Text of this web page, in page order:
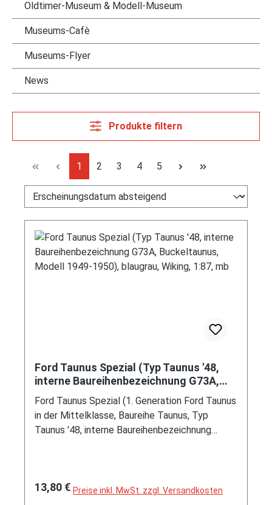
Oldtimer-Museum & Modell-Museum
Museums-Cafè
Museums-Flyer
News
Produkte filtern
Seite
1 Seite
2 Seite
3 Seite
4 Seite
5
Ford Taunus Spezial (Typ Taunus '48,
interne Baureihenbezeichnung G73A,
Buckeltaunus, Modell 1949-1950),
blaugrau, Wiking, 1:87, mb
Ford Taunus Spezial (1. Generation Ford Taunus
in der Mittelklasse, Baureihe Taunus, Typ
Taunus '48, interne Baureihenbezeichnung
mit 12 Schlitzen in der Front, Ausstattungslinie
Regulärer Preis:
13,80 € Preise inkl. MwSt. zzgl. Versandkosten